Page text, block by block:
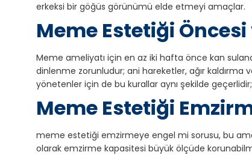
erkeksi bir göğüs görünümü elde etmeyi amaçlar.
Meme Estetiği
Meme ameliyatı için en az iki hafta önce kan
dinlenme zorunludur; ani hareketler, ağır
yönetenler için de bu kurallar aynı şekilde
Meme Estetiği
meme estetiği emzirmeye engel mi sorusu, bu
olarak emzirme kapasitesi büyük ölçüde